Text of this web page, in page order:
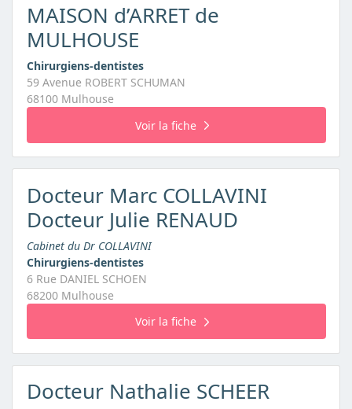
MAISON d’ARRET de
MULHOUSE
Chirurgiens-dentistes
59 Avenue ROBERT SCHUMAN
68100 Mulhouse
Voir la fiche
Docteur Marc COLLAVINI
Docteur Julie RENAUD
Cabinet du Dr COLLAVINI
Chirurgiens-dentistes
6 Rue DANIEL SCHOEN
68200 Mulhouse
Voir la fiche
Docteur Nathalie SCHEER